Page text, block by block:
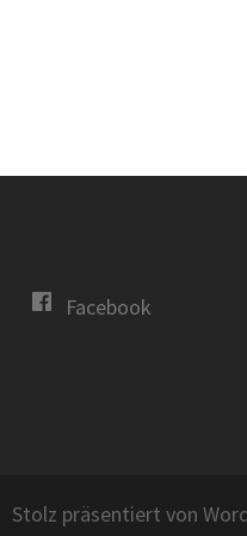
Facebook
Stolz präsentiert von